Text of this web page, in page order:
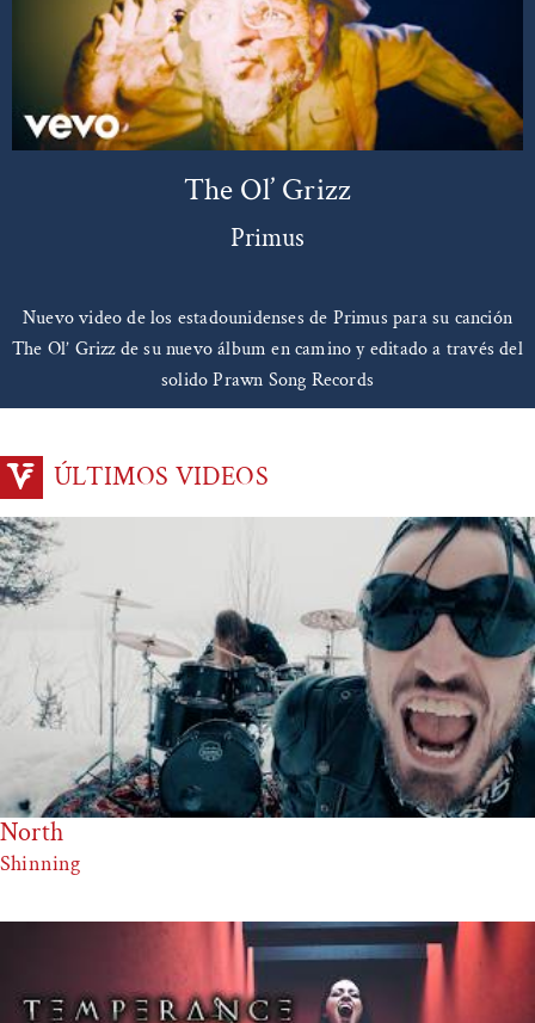
The Ol’ Grizz
Primus
Nuevo video de los estadounidenses de Primus para su canción
The Ol’ Grizz de su nuevo álbum en camino y editado a través del
solido Prawn Song Records
ÚLTIMOS VIDEOS
North
Shinning